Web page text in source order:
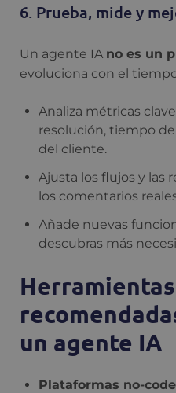
6. Prueba, mide y
Un agente IA no es un
evoluciona con el
Analiza métricas
resolución, tiempo
del cliente.
Ajusta los flujos y las
los comentarios
Añade nuevas
descubras más
Herramientas
un agente IA
Plataformas no-code